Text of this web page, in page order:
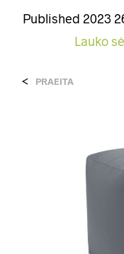
Published 2023
Lauko
< PRAEITA